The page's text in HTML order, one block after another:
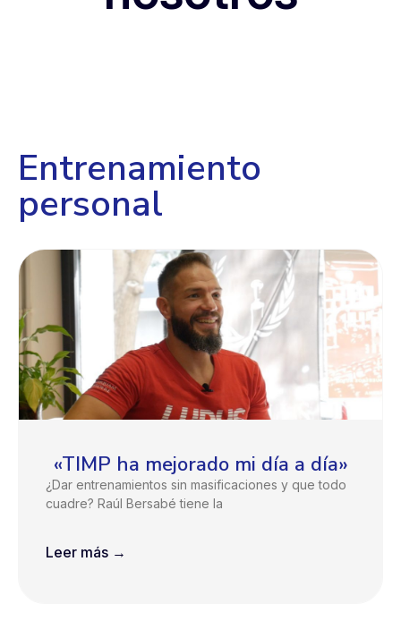
Entrenamiento
personal
«TIMP ha mejorado mi día a día»
¿Dar entrenamientos sin masificaciones y que todo
cuadre? Raúl Bersabé tiene la
Leer más →